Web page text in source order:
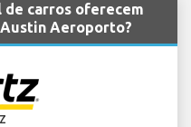
de carros oferecem
Aeroporto?